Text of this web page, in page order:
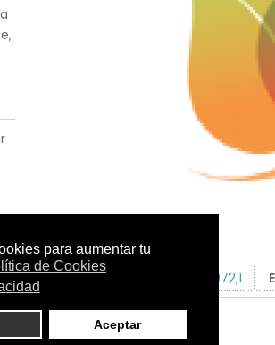
Tamaño:150 ml. 330972,1